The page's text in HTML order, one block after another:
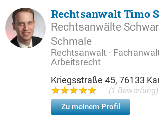
Rechtsanwalt Timo
Rechtsanwälte
Schmale
Rechtsanwalt ·
Arbeitsrecht
Kriegsstraße 45, 76133
(1 Bewertung)
Zu meinem Profil